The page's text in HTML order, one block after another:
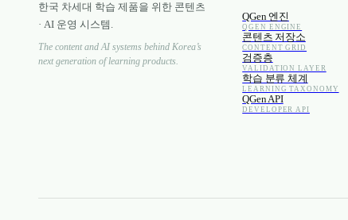
한국 차세대 학습 제품을 위한 콘텐츠
· AI 운영 시스템.
The content and AI systems behind Korea’s
next generation of learning products.
QGen 엔진
QGEN ENGINE
콘텐츠 저장소
CONTENT GRID
검증층
VALIDATION LAYER
학습 분류 체계
LEARNING TAXONOMY
QGen API
DEVELOPER API